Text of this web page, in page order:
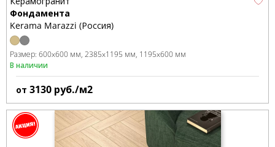
Фондамента
Kerama Marazzi (Россия)
Размер: 600x600 мм 2385x1195 мм 1195x600 мм
В наличии
от 3130 руб./м2